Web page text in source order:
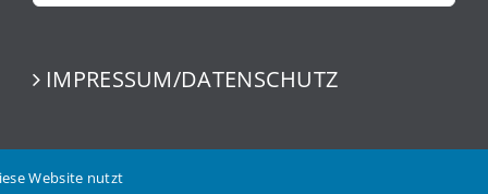
IMPRESSUM/DATENSCHUTZ
Website nutzt